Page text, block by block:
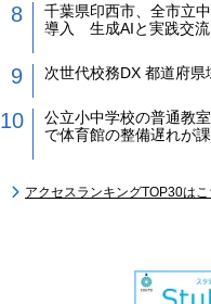
千葉県印西市、全市立
導入 生成AIと実践交流
次世代校務DX 都道府県
公立小中学校の普通教
で体育館の整備遅れが
アクセスランキングTOP30はこ